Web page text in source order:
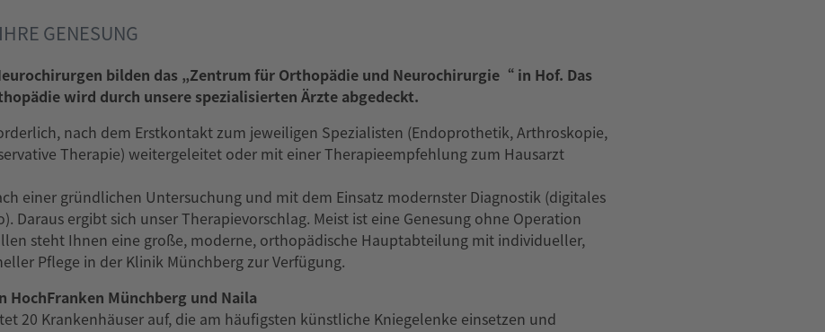
GENESUNG
bilden das „Zentrum für Orthopädie und Neurochirurgie“ in Hof. Das
wird durch unsere spezialisierten Ärzte abgedeckt.
nach dem Erstkontakt zum jeweiligen Spezialisten (Endoprothetik, Arthroskopie,
Therapie) weitergeleitet oder mit einer Therapieempfehlung zum Hausarzt
einer gründlichen Untersuchung und mit dem Einsatz modernster Diagnostik (digitales
Daraus ergibt sich unser Therapievorschlag. Meist ist eine Genesung ohne Operation
steht Ihnen eine große, moderne, orthopädische Hauptabteilung mit individueller,
Pflege in der Klinik Münchberg zur Verfügung.
HochFranken Münchberg und Naila
20 Krankenhäuser auf, die am häufigsten künstliche Kniegelenke einsetzen und